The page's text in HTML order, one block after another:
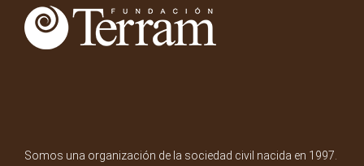
Somos una organización de la sociedad civil nacida en 1997.